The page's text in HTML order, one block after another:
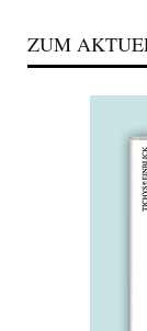
ZUM